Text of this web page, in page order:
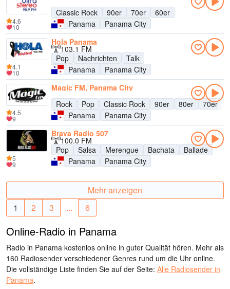
Classic Rock
90er 70er
60er
Panama
Panama City
4.6
10
Hola Panama
103.1 FM
Pop
Nachrichten
Talk
Panama
Panama City
4.1
10
Magic FM, Panama City
Rock
Pop Classic Rock 90er 80er 70er
Panama
Panama City
4.5
9
Brava Radio 507
100.0 FM
Pop
Salsa Merengue Bachata
Ballade
Panama
Panama City
5
9
Mehr anzeigen
1
2 3 ... 6
Online-Radio in Panama
Radio in Panama kostenlos online in guter Qualität hören. Mehr als
160 Radiosender verschiedener Genres rund um die Uhr online.
Die vollständige Liste finden Sie auf der Seite: Alle Radiosender in
Panama.